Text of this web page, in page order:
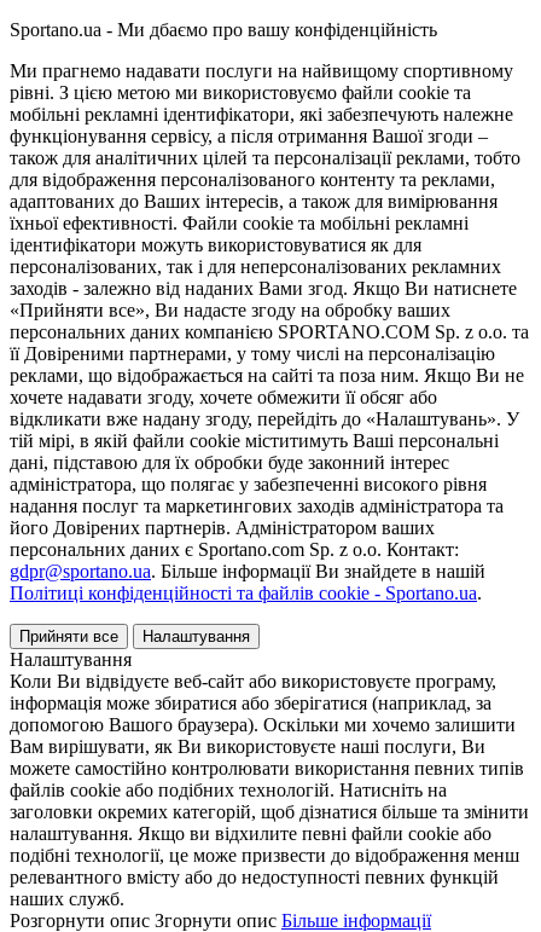
Sportano.ua - Ми дбаємо про вашу конфіденційність
Ми прагнемо надавати послуги на найвищому спортивному
рівні. З цією метою ми використовуємо файли cookie та
мобільні рекламні ідентифікатори, які забезпечують належне
функціонування сервісу, а після отримання Вашої згоди –
також для аналітичних цілей та персоналізації реклами, тобто
для відображення персоналізованого контенту та реклами,
адаптованих до Ваших інтересів, а також для вимірювання
їхньої ефективності. Файли cookie та мобільні рекламні
ідентифікатори можуть використовуватися як для
персоналізованих, так і для неперсоналізованих рекламних
заходів - залежно від наданих Вами згод. Якщо Ви натиснете
«Прийняти все», Ви надасте згоду на обробку ваших
персональних даних компанією SPORTANO.COM Sp. z o.o. та
її Довіреними партнерами, у тому числі на персоналізацію
реклами, що відображається на сайті та поза ним. Якщо Ви не
хочете надавати згоду, хочете обмежити її обсяг або
відкликати вже надану згоду, перейдіть до «Налаштувань». У
тій мірі, в якій файли cookie міститимуть Ваші персональні
дані, підставою для їх обробки буде законний інтерес
адміністратора, що полягає у забезпеченні високого рівня
надання послуг та маркетингових заходів адміністратора та
його Довірених партнерів. Адміністратором ваших
персональних даних є Sportano.com Sp. z o.o. Контакт:
gdpr@sportano.ua. Більше інформації Ви знайдете в нашій
Політиці конфіденційності та файлів cookie - Sportano.ua.
Прийняти все Налаштування
Налаштування
Коли Ви відвідуєте веб-сайт або використовуєте програму,
інформація може збиратися або зберігатися (наприклад, за
допомогою Вашого браузера). Оскільки ми хочемо залишити
Вам вирішувати, як Ви використовуєте наші послуги, Ви
можете самостійно контролювати використання певних типів
файлів cookie або подібних технологій. Натисніть на
заголовки окремих категорій, щоб дізнатися більше та змінити
налаштування. Якщо ви відхилите певні файли cookie або
подібні технології, це може призвести до відображення менш
релевантного вмісту або до недоступності певних функцій
наших служб.
Розгорнути опис Згорнути опис Більше інформації